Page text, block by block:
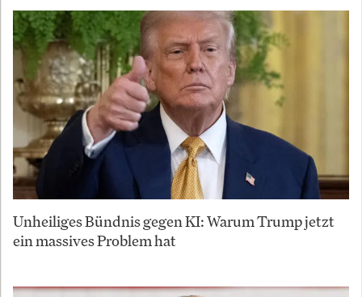
Unheiliges Bündnis gegen KI: Warum Trump jetzt
ein massives Problem hat